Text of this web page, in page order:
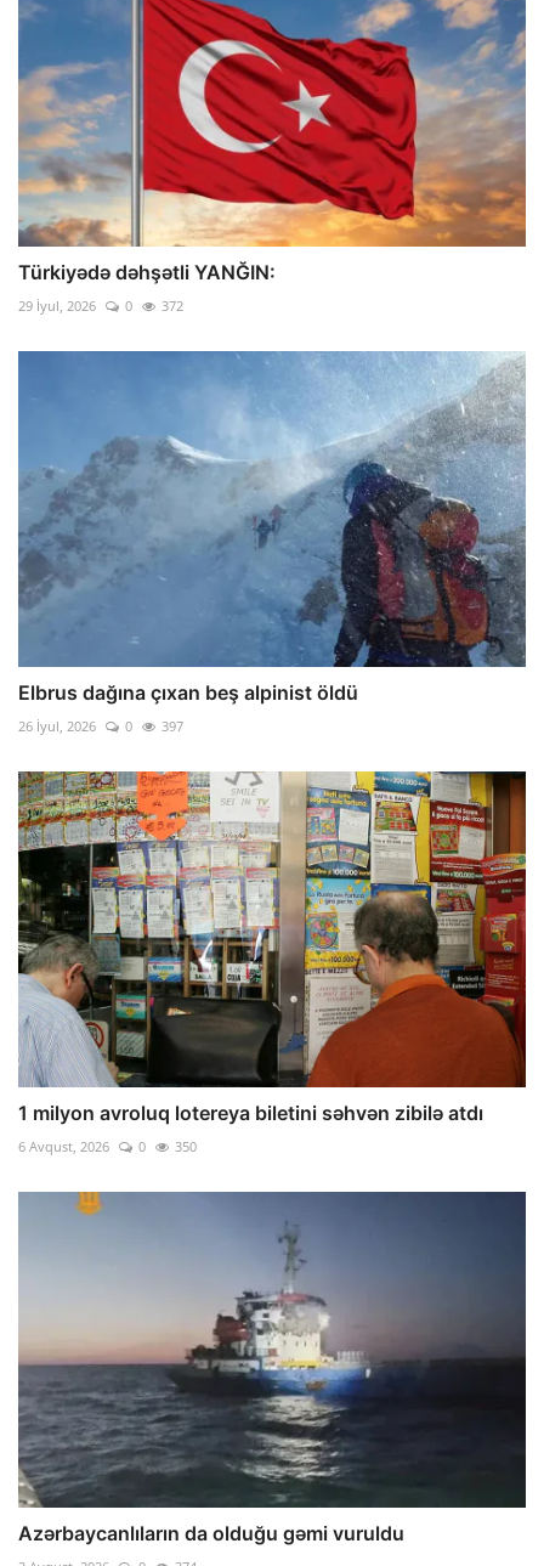
Türkiyədə dəhşətli YANĞIN:
29 İyul, 2026 0 372
Elbrus dağına çıxan beş alpinist öldü
26 İyul, 2026 0 397
1 milyon avroluq lotereya biletini səhvən zibilə atdı
6 Avqust, 2026 0 350
Azərbaycanlıların da olduğu gəmi vuruldu